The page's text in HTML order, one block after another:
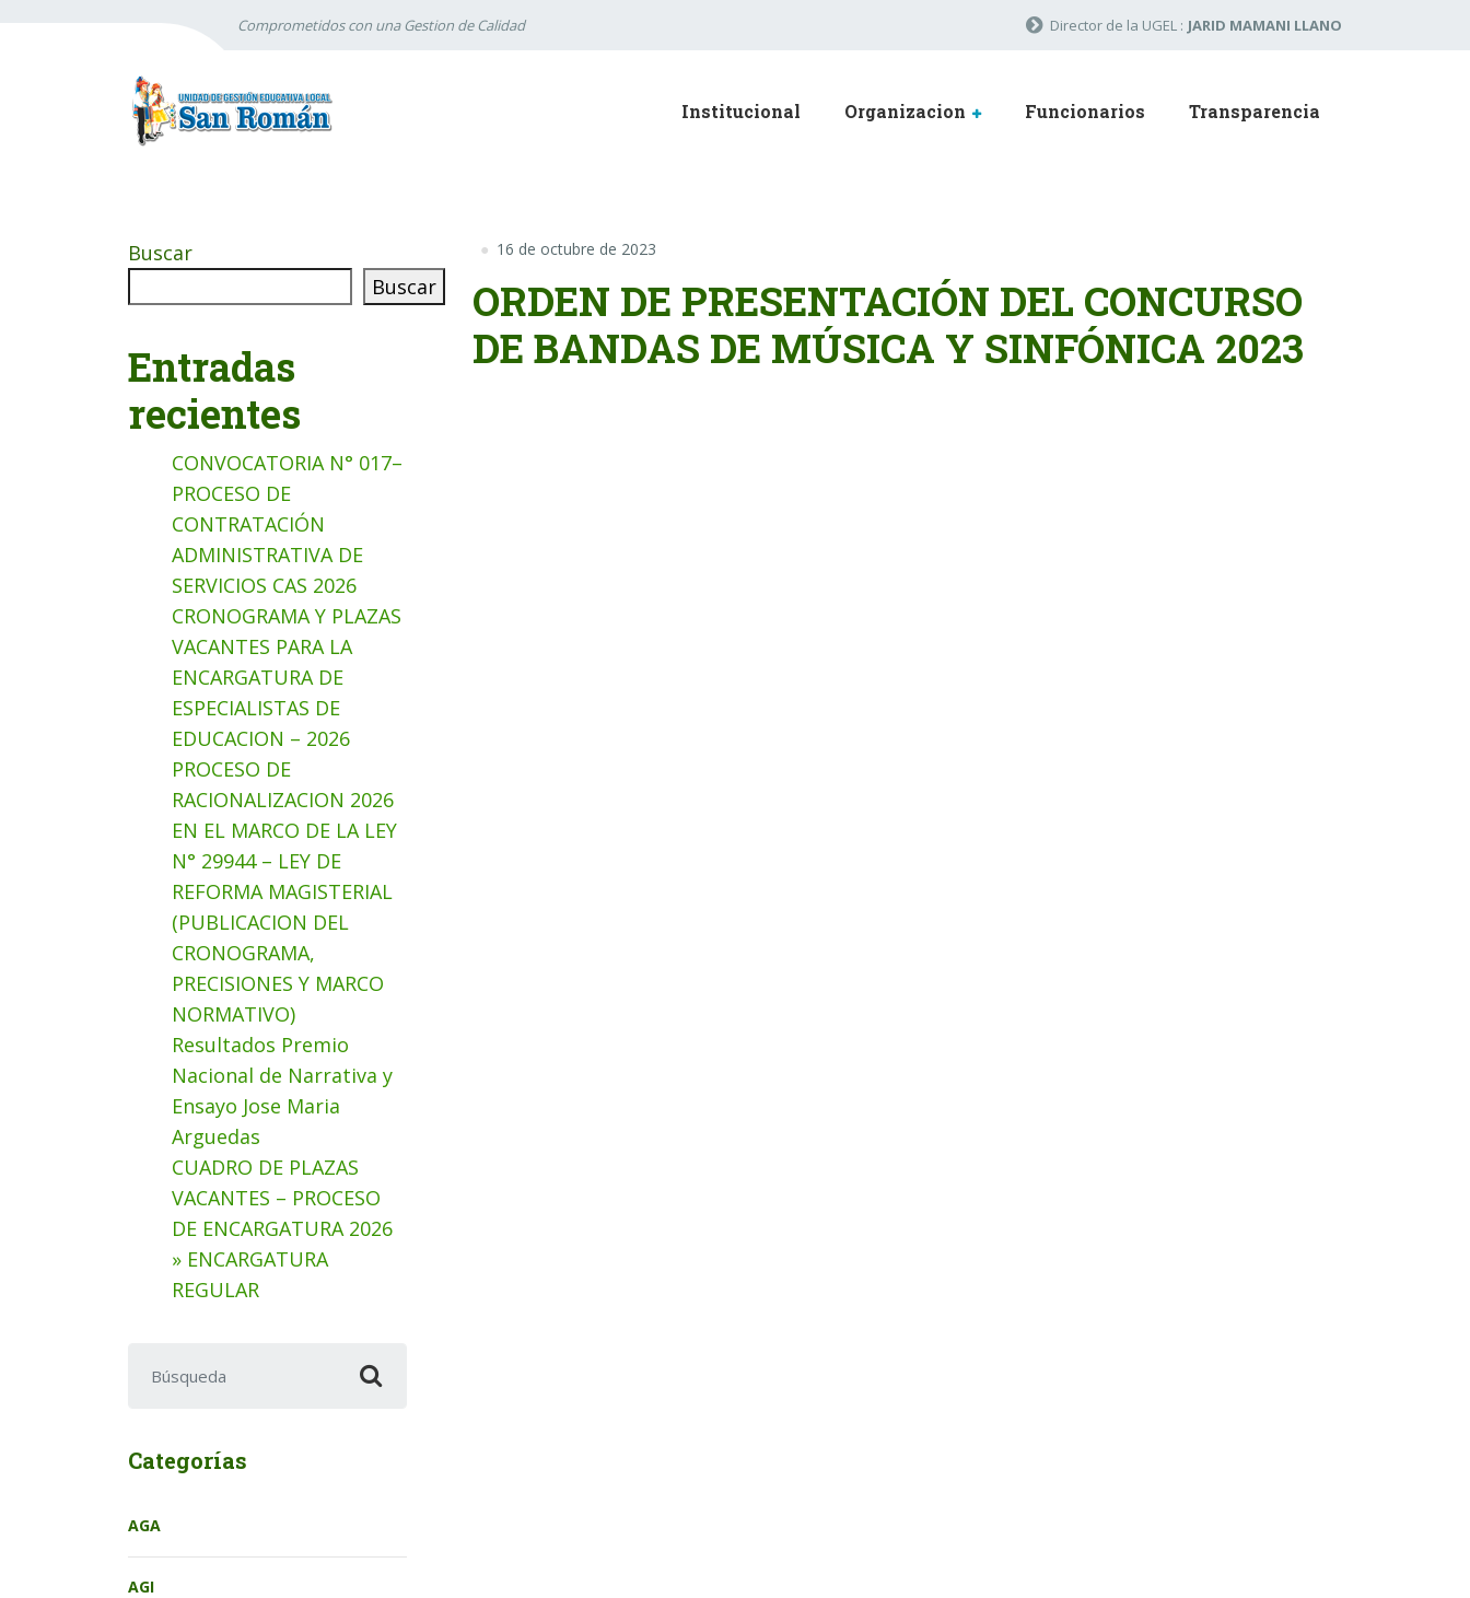
Comprometidos con una Gestion de Calidad Director de la UGEL : JARID MAMANI LLANO
Institucional Organizacion Funcionarios Transparencia
16 de octubre de 2023
ORDEN DE PRESENTACIÓN DEL CONCURSO
DE BANDAS DE MÚSICA Y SINFÓNICA 2023
Buscar
Buscar
Entradas
recientes
CONVOCATORIA N° 017–
PROCESO DE
CONTRATACIÓN
ADMINISTRATIVA DE
SERVICIOS CAS 2026
CRONOGRAMA Y PLAZAS
VACANTES PARA LA
ENCARGATURA DE
ESPECIALISTAS DE
EDUCACION – 2026
PROCESO DE
RACIONALIZACION 2026
EN EL MARCO DE LA LEY
N° 29944 – LEY DE
REFORMA MAGISTERIAL
(PUBLICACION DEL
CRONOGRAMA,
PRECISIONES Y MARCO
NORMATIVO)
Resultados Premio
Nacional de Narrativa y
Ensayo Jose Maria
Arguedas
CUADRO DE PLAZAS
VACANTES – PROCESO
DE ENCARGATURA 2026
» ENCARGATURA
REGULAR
Categorías
AGA
AGI